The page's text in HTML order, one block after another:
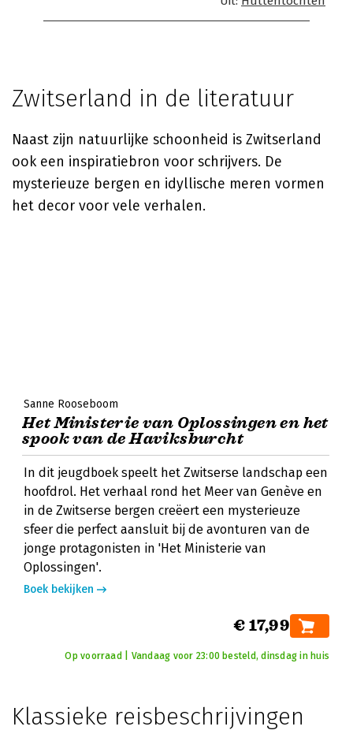
Zwitserland in de literatuur
Naast zijn natuurlijke schoonheid is Zwitserland
ook een inspiratiebron voor schrijvers. De
mysterieuze bergen en idyllische meren vormen
het decor voor vele verhalen.
Sanne Rooseboom
Het Ministerie van Oplossingen en het
spook van de Haviksburcht
In dit jeugdboek speelt het Zwitserse landschap een
hoofdrol. Het verhaal rond het Meer van Genève en
in de Zwitserse bergen creëert een mysterieuze
sfeer die perfect aansluit bij de avonturen van de
jonge protagonisten in 'Het Ministerie van
Oplossingen'.
Boek bekijken
€ 17,99
Op voorraad | Vandaag voor 23:00 besteld, dinsdag in huis
Klassieke reisbeschrijvingen